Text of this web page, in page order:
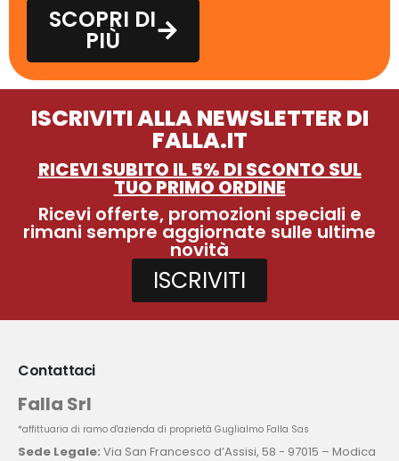
SCOPRI DI
PIÙ
ISCRIVITI ALLA NEWSLETTER DI
FALLA.IT
RICEVI SUBITO IL 5% DI SCONTO SUL
TUO PRIMO ORDINE
Ricevi offerte, promozioni speciali e
rimani sempre aggiornate sulle ultime
novità
ISCRIVITI
Contattaci
Falla Srl
*affittuaria di ramo d'azienda di proprietà Guglialmo Falla Sas
Sede Legale: Via San Francesco d’Assisi, 58 - 97015 – Modica